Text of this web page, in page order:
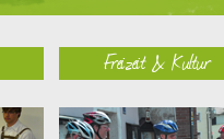
Freizeit & Kultur